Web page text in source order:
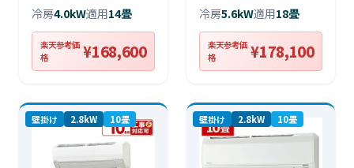
冷房4.0kW適用14畳
楽天参考価
格
¥168,600
冷房5.6kW適用18畳
楽天参考価
格
¥178,100
壁掛け 2.8kW 10畳 壁掛け 2.8kW 10畳